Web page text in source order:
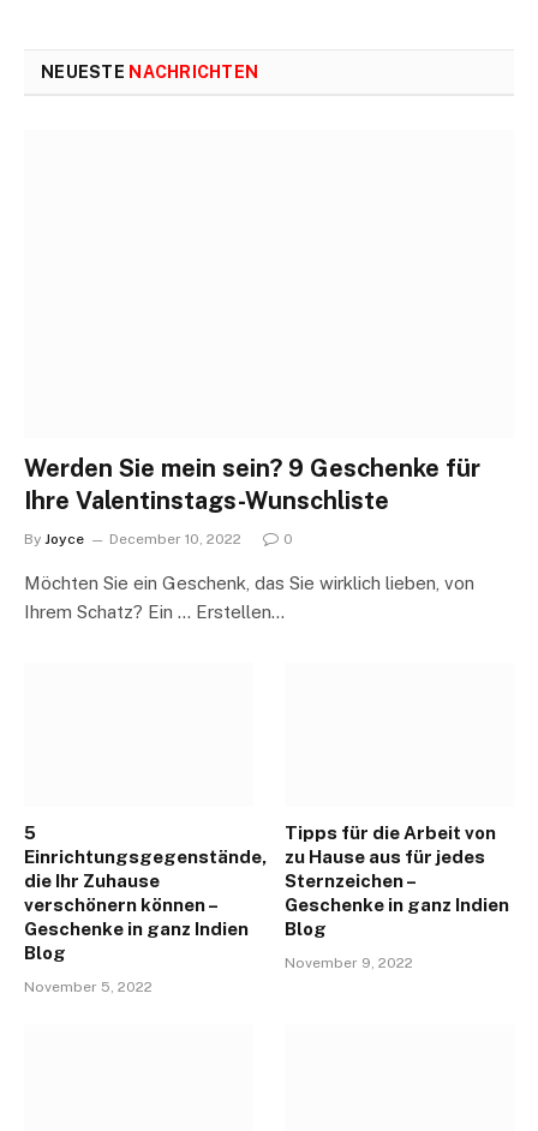
NEUESTE NACHRICHTEN
Werden Sie mein sein? 9 Geschenke für
Ihre Valentinstags-Wunschliste
By Joyce December 10, 2022 0
Möchten Sie ein Geschenk, das Sie wirklich lieben, von
Ihrem Schatz? Ein … Erstellen…
5
Einrichtungsgegenstände,
die Ihr Zuhause
verschönern können –
Geschenke in ganz Indien
Blog
November 5, 2022
Tipps für die Arbeit von
zu Hause aus für jedes
Sternzeichen –
Geschenke in ganz Indien
Blog
November 9, 2022